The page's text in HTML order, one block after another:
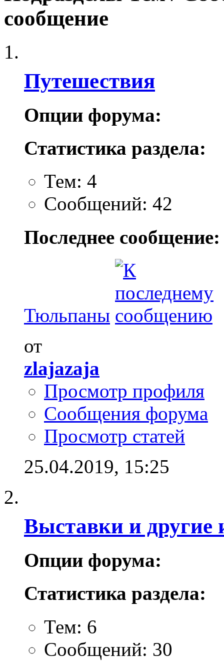
сообщение
Путешествия
Опции форума:
Статистика раздела:
Тем: 4
Сообщений: 42
Последнее сообщение:
Тюльпаны
от
zlajazaja
Просмотр профиля
Сообщения форума
Просмотр статей
25.04.2019, 15:25
Выставки и другие
Опции форума:
Статистика раздела:
Тем: 6
Сообщений: 30